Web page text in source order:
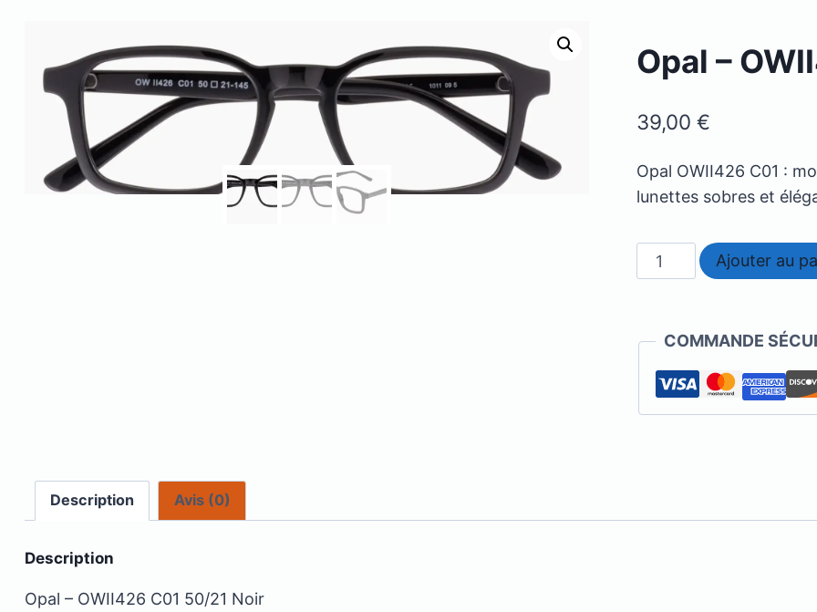
Opal –
39,00 €
Opal OWII426 C01 :
lunettes sobres et
quantité
de
C01
50/21
Ajouter au
COMMANDE
Description Avis (0)
Description
Opal – OWII426 C01 50/21 Noir